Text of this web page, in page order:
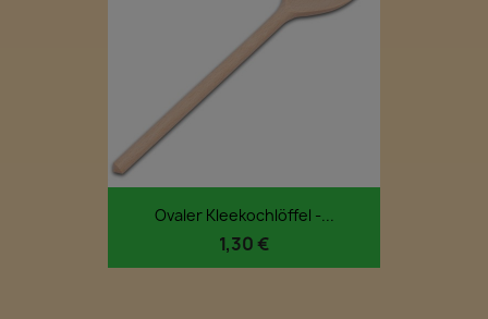
Ovaler Kleekochlöffel -...
1,30 €